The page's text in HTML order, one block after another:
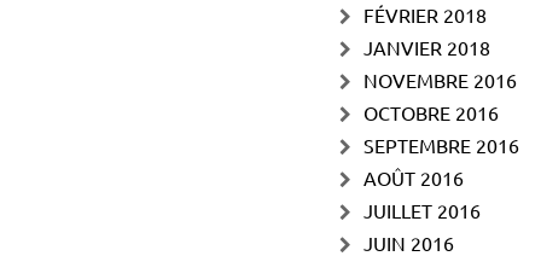
FÉVRIER 2018
JANVIER 2018
NOVEMBRE 2016
OCTOBRE 2016
SEPTEMBRE 2016
AOÛT 2016
JUILLET 2016
JUIN 2016